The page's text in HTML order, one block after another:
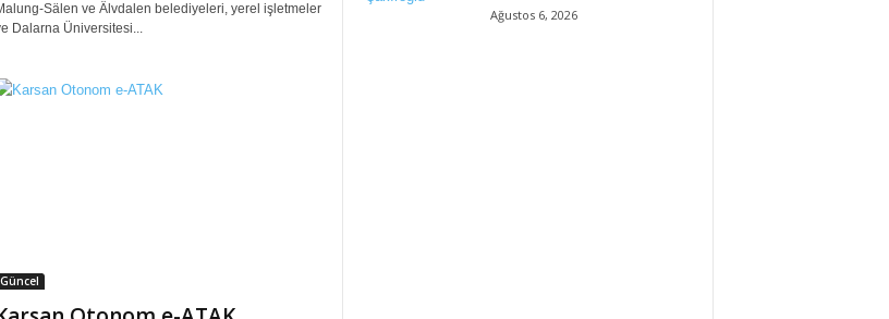
Sälen ve Älvdalen belediyeleri, yerel işletmeler
Dalarna Üniversitesi...
Güncel
Ağustos 6, 2026